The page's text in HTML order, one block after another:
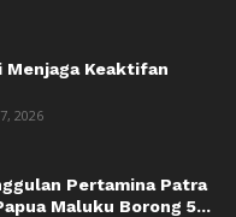
Menjaga Keaktifan
2026
Pertamina Patra
Maluku Borong 5...